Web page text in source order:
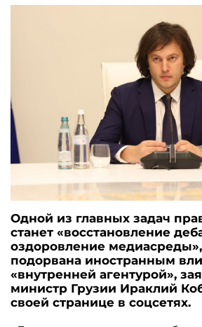
Одной из главных задач
станет «восстановление
оздоровление
подорвана иностранным
«внутренней агентурой»,
министр Грузии Ираклий
своей странице в соцсетях.